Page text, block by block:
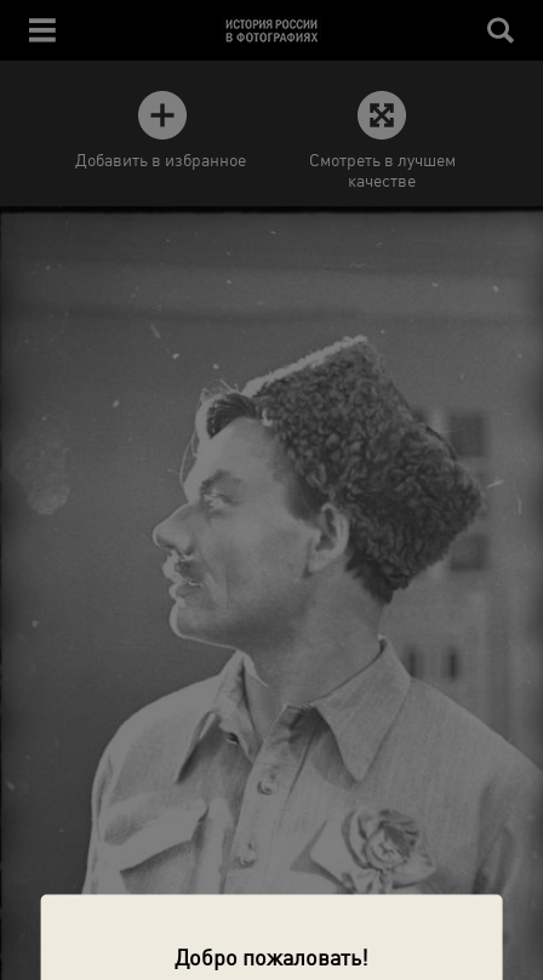
Добро пожаловать!
Добавить в избранное
Смотреть в лучшем
качестве